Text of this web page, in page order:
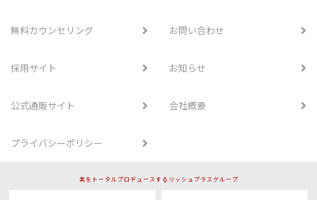
無料カウンセリング お問い合わせ
採用サイト お知らせ
公式通販サイト 会社概要
プライバシーポリシー
美をトータルプロデュースするリッシュプラスグループ